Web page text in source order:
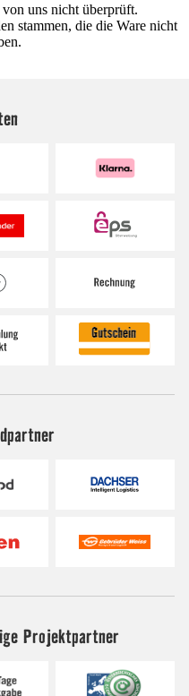
uns nicht überprüft.
stammen, die die Ware nicht
Projektpartner